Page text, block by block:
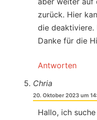
zurück. Hier
die deaktiviere.
Danke für die
Antworten
Chria
20. Oktober 2023 um
Hallo, ich